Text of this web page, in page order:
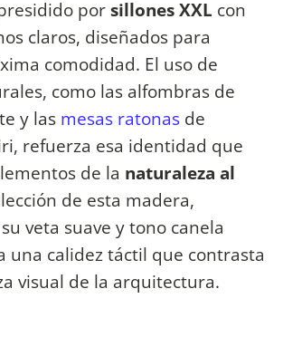
porsillones XXL con
claros, diseñados para
comodidad. El uso de
como las alfombras de
y las mesas ratonas de
refuerza esa identidad que
de la naturaleza al
de esta madera,
veta suave y tono canela
una calidez táctil que contrasta
visual de la arquitectura.